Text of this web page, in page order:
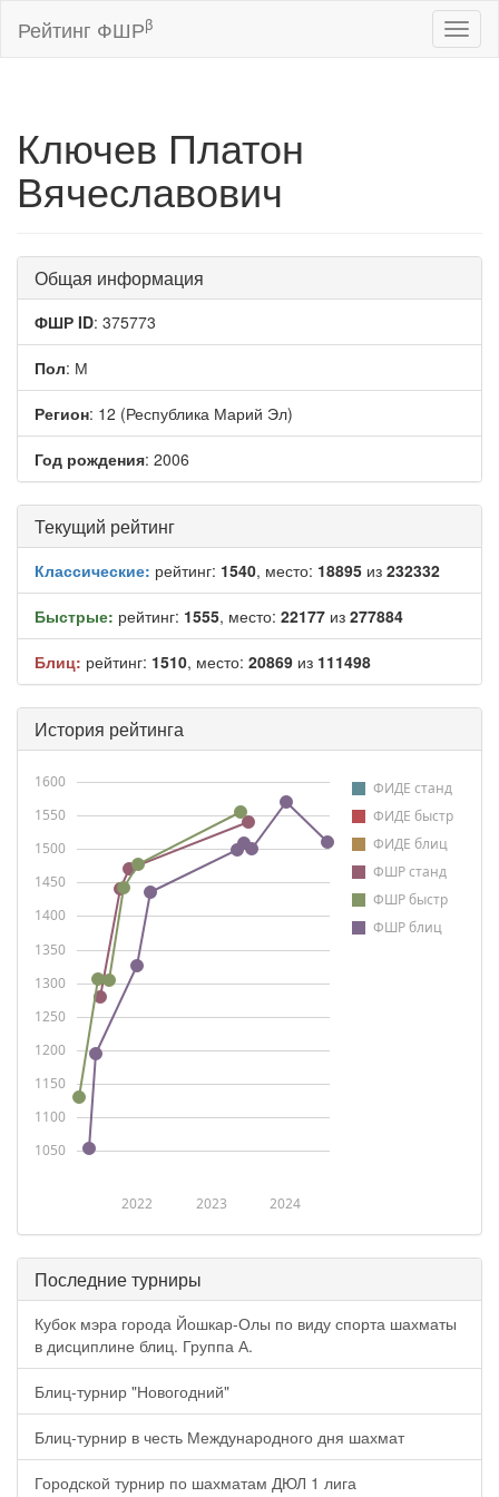
Рейтинг ФШРβ
Ключев Платон
Вячеславович
Общая информация
ФШР ID: 375773
Пол: М
Регион: 12 (Республика Марий Эл)
Год рождения: 2006
Текущий рейтинг
Классические: рейтинг: 1540, место: 18895 из 232332
Быстрые: рейтинг: 1555, место: 22177 из 277884
Блиц: рейтинг: 1510, место: 20869 из 111498
История рейтинга
ФИДЕ станд
ФИДЕ быстр
ФИДЕ блиц
ФШР станд
ФШР быстр
ФШР блиц
2022 2023 2024
1050
1100
1150
1200
1250
1300
1350
1400
1450
1500
1550
1600
Последние турниры
Кубок мэра города Йошкар-Олы по виду спорта шахматы
в дисциплине блиц. Группа А.
Блиц-турнир "Новогодний"
Блиц-турнир в честь Международного дня шахмат
Городской турнир по шахматам ДЮЛ 1 лига